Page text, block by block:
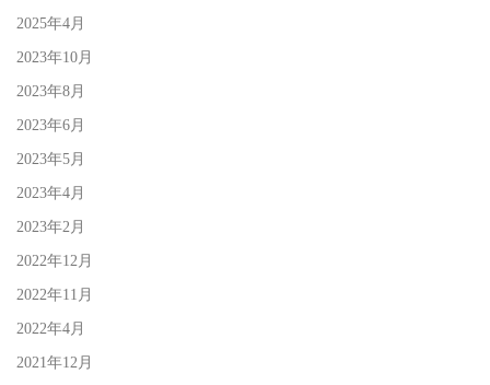
2025年4月
2023年10月
2023年8月
2023年6月
2023年5月
2023年4月
2023年2月
2022年12月
2022年11月
2022年4月
2021年12月